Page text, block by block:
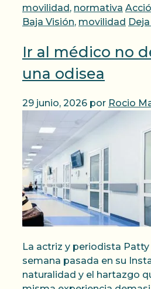
movilidad, normativa
Baja Visión, movilidad
Ir al médico no
una odisea
29 junio, 2026 por Rocio
La actriz y periodista
semana pasada en su
naturalidad y el hartazgo